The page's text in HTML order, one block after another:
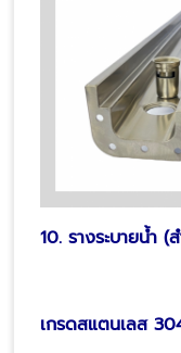
10. รางระบายน้ำ
เกรดสแตนเลส